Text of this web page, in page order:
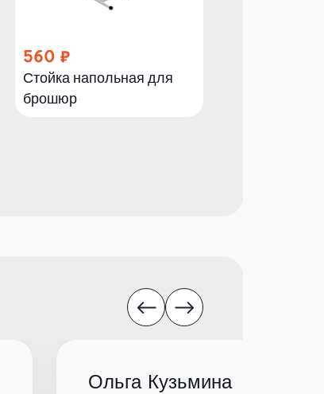
560
Стойка напольная для
брошюр
Ольга Кузьмина